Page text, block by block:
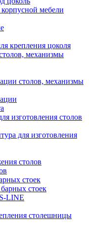
мебели
крепления цоколя
механизмы
столов, механизмы
изготовления столов
для изготовления
столов
стоек
стоек
LINE
столешницы